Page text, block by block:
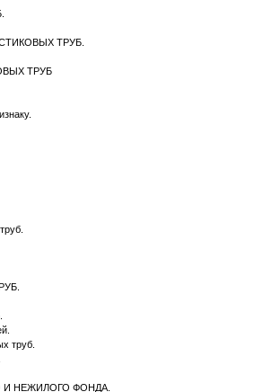
ТРУБ.
ТРУБ
труб.
И НЕЖИЛОГО ФОНДА.